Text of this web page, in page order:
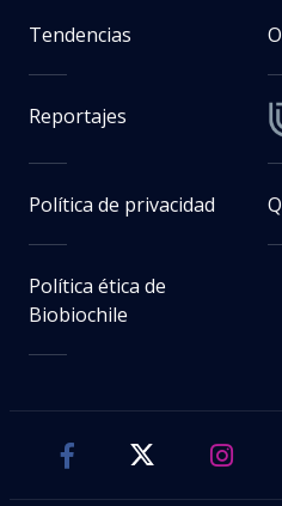
Tendencias
Reportajes
Política de privacidad
Política ética de
Biobiochile